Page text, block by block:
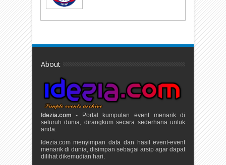
About
Idezia.com - Portal kumpulan event menarik di
seluruh dunia, dirangkum secara sederhana untuk
anda.
Idezia.com menyimpan data dan hasil event-event
menarik di dunia, disimpan sebagai arsip agar dapat
dilihat dikemudian hari.